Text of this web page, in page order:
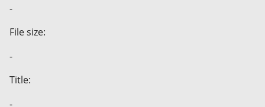
-
File size:
-
Title:
-